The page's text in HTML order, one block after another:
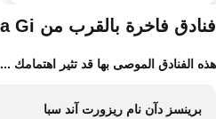
فنادق فاخرة بالقرب من La Gi
هذه الفنادق الموصى بها قد تثير اهتمامك ...
برينسز دآن نام ريزورت آند سبا